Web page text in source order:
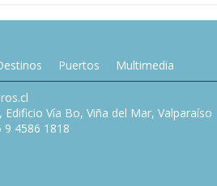
Puertos Multimedia
Vía Bo, Viña del Mar, Valparaíso
9 4586 1818